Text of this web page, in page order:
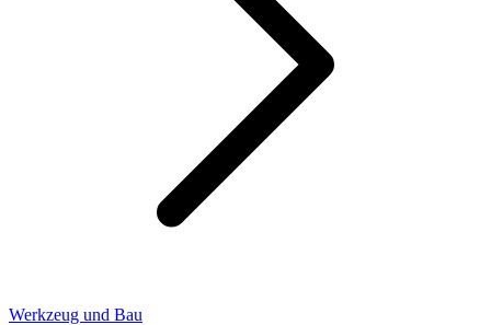
Werkzeug und Bau